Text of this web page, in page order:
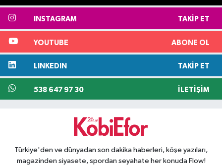
INSTAGRAM TAKIP ET
YOUTUBE ABONE OL
LINKEDIN TAKIP ET
538 647 97 30 İLETIŞIM
Türkiye'den ve dünyadan son dakika haberleri, köşe yazıları,
magazinden siyasete, spordan seyahate her konuda Flow!